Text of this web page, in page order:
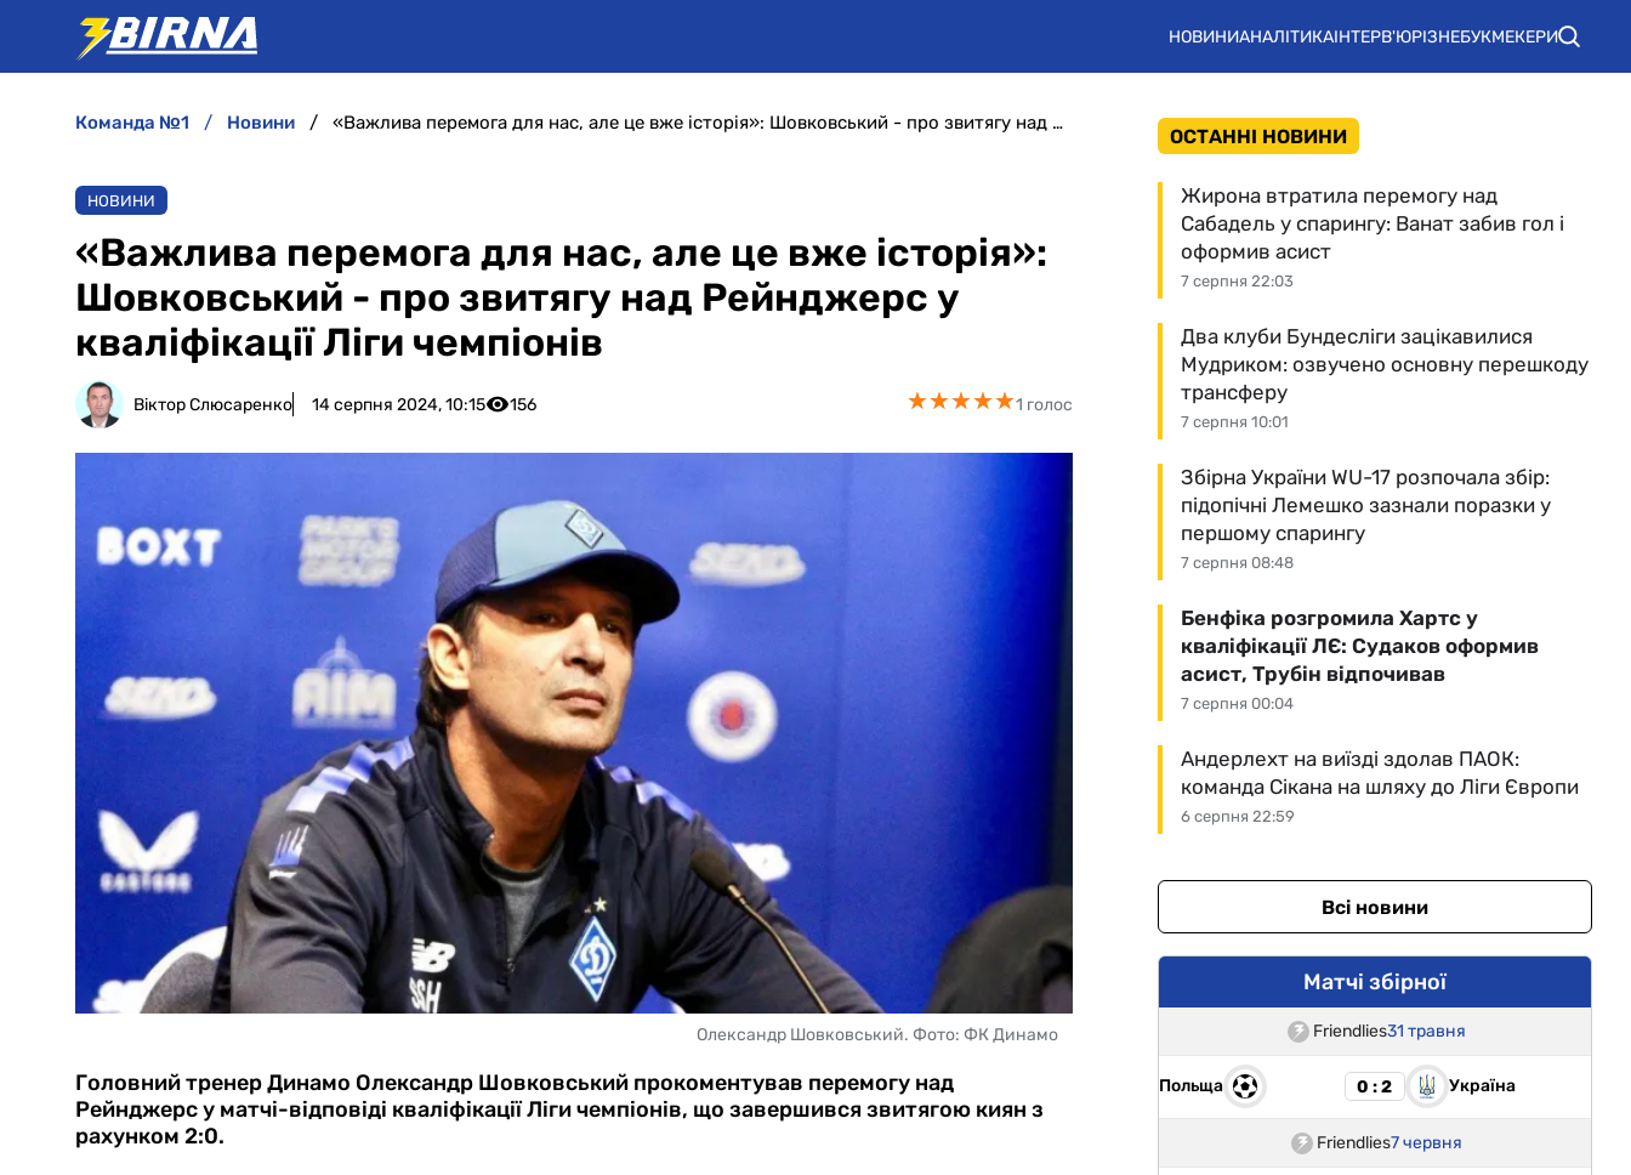
НОВИНИАНАЛІТИКАІНТЕРВ'ЮРІЗНЕБУКМЕКЕРИ
команда №1 новини «Важлива перемога для нас, але це вже історія»: Шовковський - про звитягу над Рейнджерс у кваліфікації Ліги чемпіонів
НОВИНИ
«Важлива перемога для нас, але це вже історія»:
Шовковський - про звитягу над Рейнджерс у
кваліфікації Ліги чемпіонів
Віктор Слюсаренко 14 серпня 2024, 10:15 156 ★★★★★
★★★★★1 голос
Олександр Шовковський. Фото: ФК Динамо
Головний тренер Динамо Олександр Шовковський прокоментував перемогу над
Рейнджерс у матчі-відповіді кваліфікації Ліги чемпіонів, що завершився звитягою киян з
рахунком 2:0.
ОСТАННІ НОВИНИ
7 серпня 22:03
Жирона втратила перемогу над
Сабадель у спарингу: Ванат забив гол і
оформив асист
7 серпня 10:01
Два клуби Бундесліги зацікавилися
Мудриком: озвучено основну перешкоду
трансферу
7 серпня 08:48
Збірна України WU-17 розпочала збір:
підопічні Лемешко зазнали поразки у
першому спарингу
7 серпня 00:04
Бенфіка розгромила Хартс у
кваліфікації ЛЄ: Судаков оформив
асист, Трубін відпочивав
6 серпня 22:59
Андерлехт на виїзді здолав ПАОК:
команда Сікана на шляху до Ліги Європи
Всі новини
Матчі збірної
Friendlies31 травня
Польща 0 : 2 Україна
Friendlies7 червня